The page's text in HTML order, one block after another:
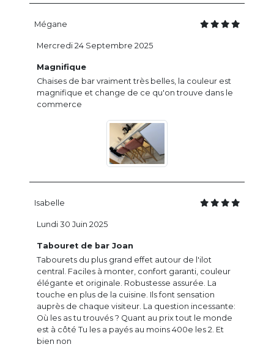
Mégane
Magnifique
Chaises de bar vraiment très belles, la couleur est
magnifique et change de ce qu'on trouve dans le
commerce
Mercredi 24 Septembre 2025
Isabelle
Tabouret de bar Joan
Tabourets du plus grand effet autour de l'ilot
central. Faciles à monter, confort garanti, couleur
élégante et originale. Robustesse assurée. La
touche en plus de la cuisine. Ils font sensation
auprès de chaque visiteur. La question incessante:
Où les as tu trouvés ? Quant au prix tout le monde
est à côté Tu les a payés au moins 400e les 2. Et
bien non
Lundi 30 Juin 2025